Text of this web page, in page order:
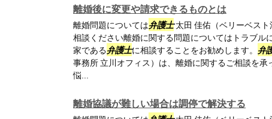
離婚後に変更や請求できるものとは
離婚問題については弁護士太田 佳佑（ベリーベス
相談ください離婚に関する問題についてはトラブル
家である弁護士に相談することをお勧めします。 弁
事務所 立川オフィス）は、離婚に関するご相談を
悩...
離婚協議が難しい場合は調停で解決する